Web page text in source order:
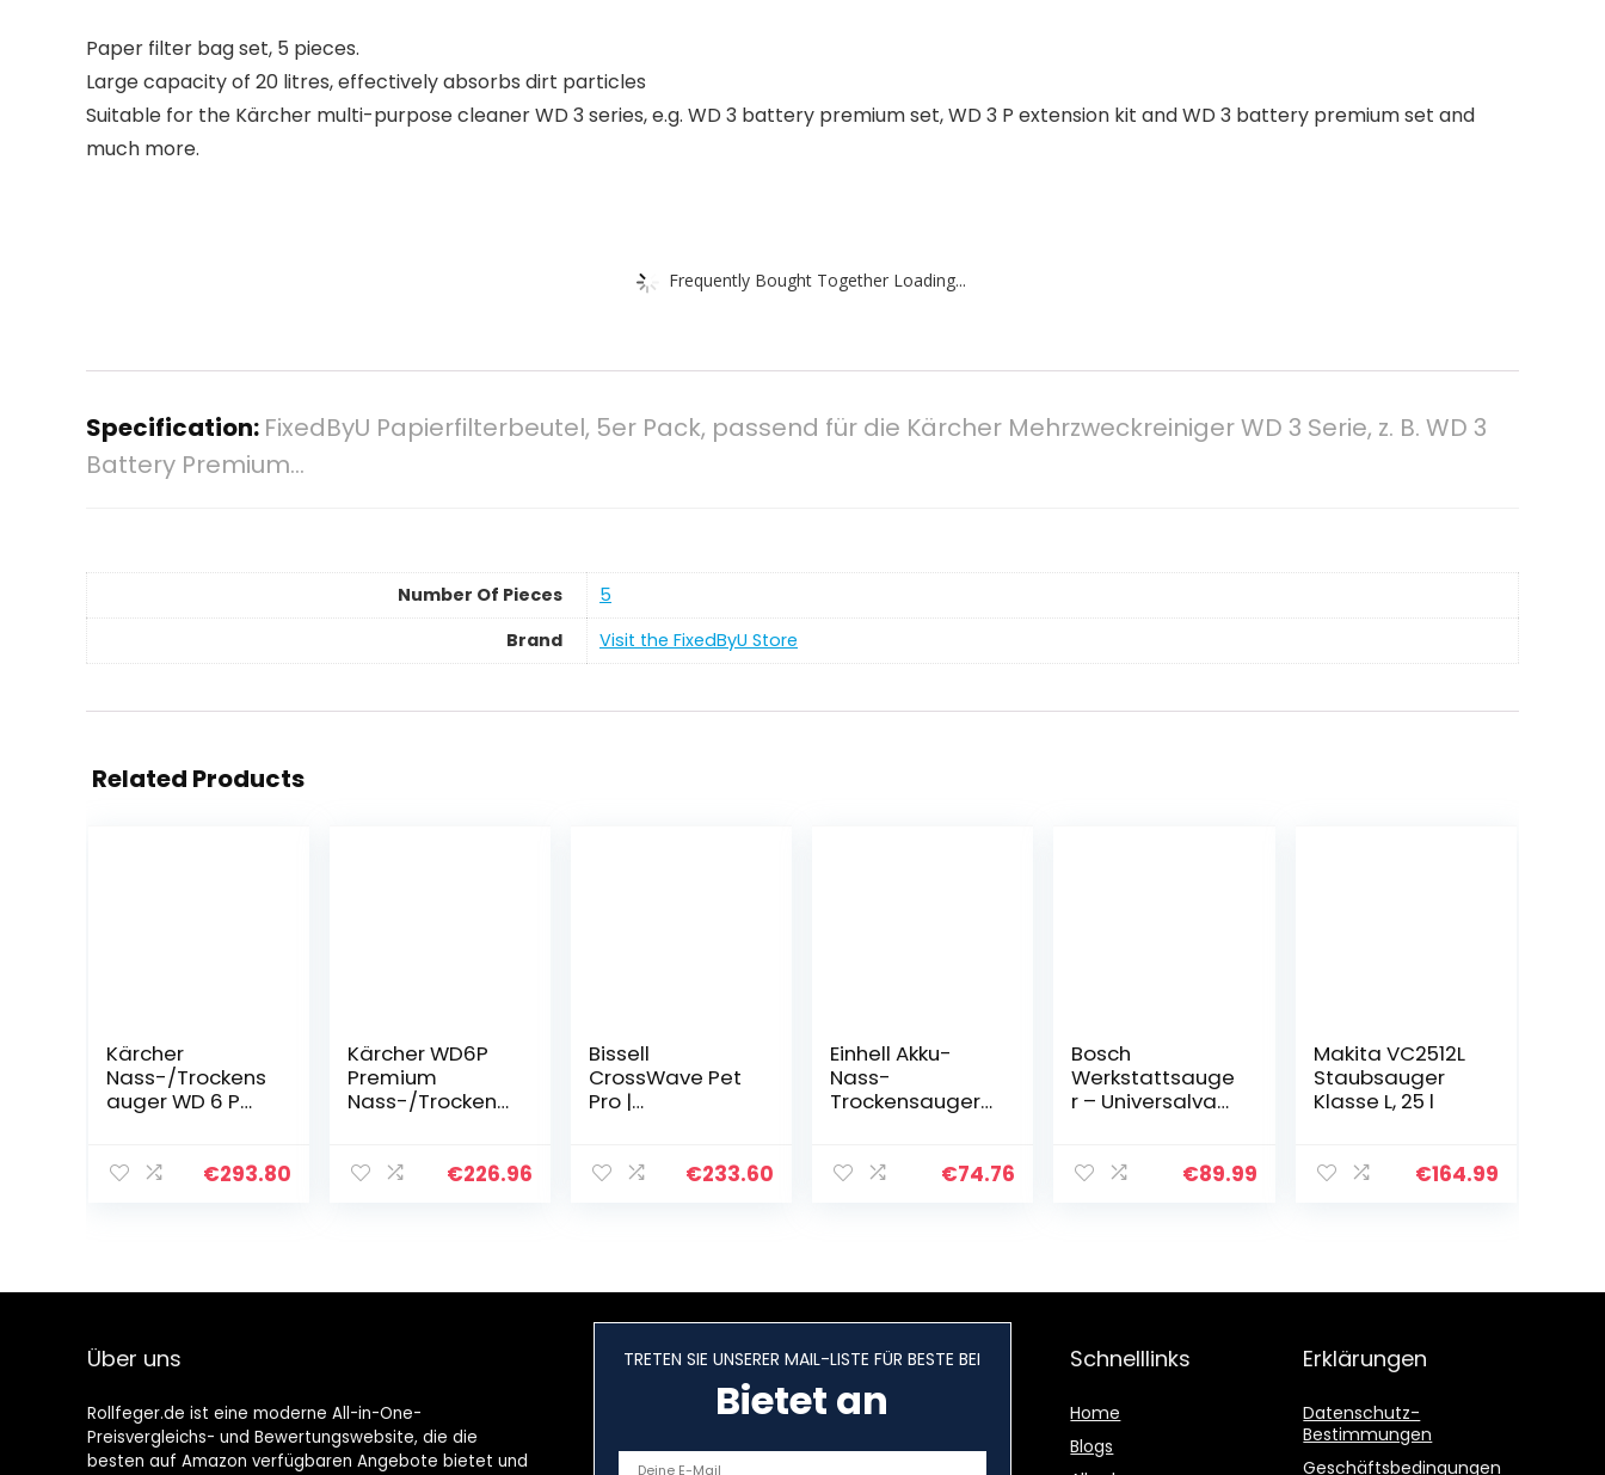
Paper filter bag set, 5 pieces.
Large capacity of 20 litres, effectively absorbs dirt particles
Suitable for the Kärcher multi-purpose cleaner WD 3 series, e.g. WD 3 battery premium set, WD 3 P extension kit and WD 3 battery premium set and
much more.
Frequently Bought Together Loading...
Specification: FixedByU Papierfilterbeutel, 5er Pack, passend für die Kärcher Mehrzweckreiniger WD 3 Serie, z. B. WD 3
Battery Premium…
Number Of Pieces
‎5
Brand
Visit the FixedByU Store
Related Products
Kärcher
Nass-/Trockens
auger WD 6 P
Saugleistung:
€293.80
Kärcher WD6P
Premium
Nass-/Trocken
€226.96
Bissell
CrossWave Pet
Pro |
3-in-1 für
€233.60
Einhell Akku-
Nass-
Trockensauger
Change (Li-Ion,
€74.76
Bosch
Werkstattsauge
r – Universalvac
€89.99
Makita VC2512L
Staubsauger
Klasse L, 25 l
€164.99
Über uns
Rollfeger.de ist eine moderne All-in-One-
Preisvergleichs- und Bewertungswebsite, die die
besten auf Amazon verfügbaren Angebote bietet und
TRETEN SIE UNSERER MAIL-LISTE FÜR BESTE BEI
Bietet an
Schnelllinks
Home
Blogs
Erklärungen
Datenschutz-
Bestimmungen
Geschäftsbedingungen